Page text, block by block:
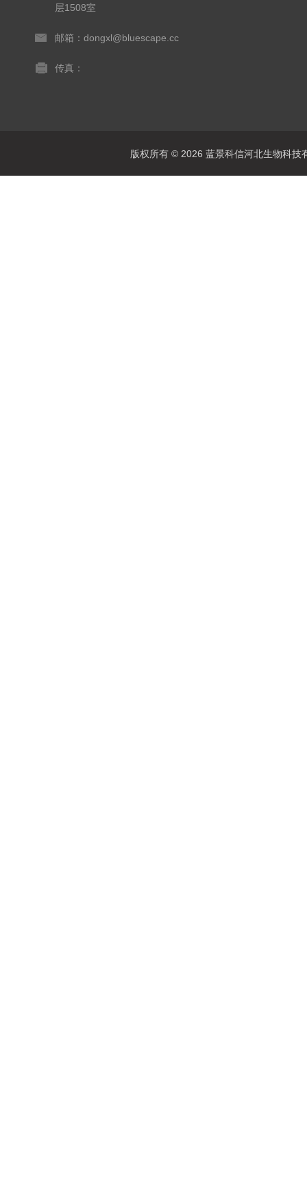
层1508室
邮箱：dongxl@bluescape.cc
传真：
版权所有 © 2026 蓝景科信河北生物科